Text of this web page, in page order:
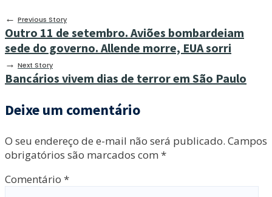
← Previous Story
Outro 11 de setembro. Aviões bombardeiam
sede do governo. Allende morre, EUA sorri
→ Next Story
Bancários vivem dias de terror em São Paulo
Deixe um comentário
O seu endereço de e-mail não será publicado. Campos
obrigatórios são marcados com *
Comentário *